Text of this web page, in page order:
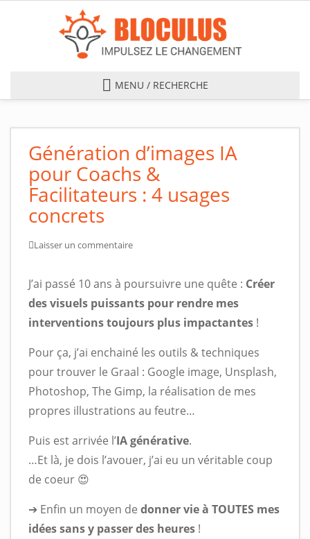
MENU / RECHERCHE
Blog
Génération d’images IA
pour Coachs &
Facilitateurs : 4 usages
concrets
Laisser un commentaire
J’ai passé 10 ans à poursuivre une quête : Créer
des visuels puissants pour rendre mes
interventions toujours plus impactantes !
Pour ça, j’ai enchainé les outils & techniques
pour trouver le Graal : Google image, Unsplash,
Photoshop, The Gimp, la réalisation de mes
propres illustrations au feutre…
Puis est arrivée l’IA générative.
…Et là, je dois l’avouer, j’ai eu un véritable coup
de coeur 😍
➔ Enfin un moyen de donner vie à TOUTES mes
idées sans y passer des heures !